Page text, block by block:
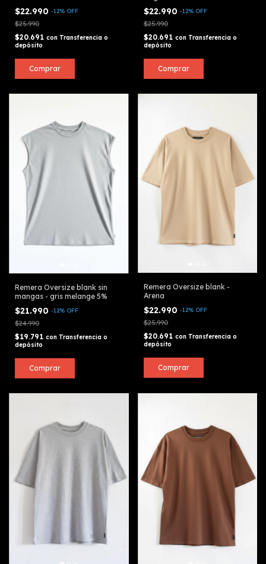
$22.990 -12% OFF
$25.990
$20.691 con Transferencia o
depósito
Comprar
$22.990 -12% OFF
$25.990
$20.691 con Transferencia o
depósito
Comprar
Remera Oversize blank sin
mangas - gris melange 5%
$21.990 -12% OFF
$24.990
$19.791 con Transferencia o
depósito
Comprar
Remera Oversize blank -
Arena
$22.990 -12% OFF
$25.990
$20.691 con Transferencia o
depósito
Comprar